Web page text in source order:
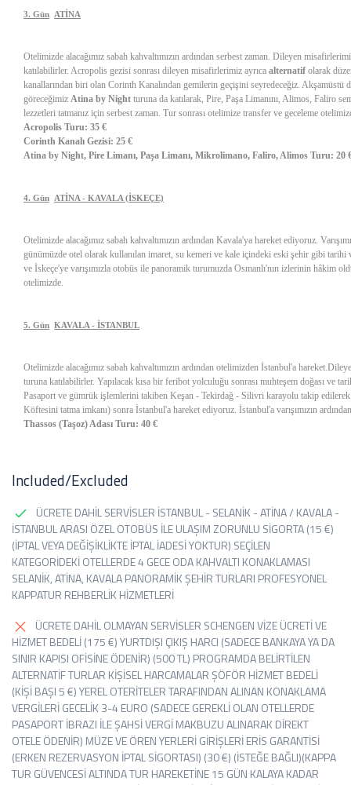
3. Gün ATİNA
Otelimizde alacağımız sabah kahvaltımızın ardından serbest zaman. Dileyen
katılabilirler. Acropolis gezisi sonrası dileyen misafirlerimiz ayrıca alternatif olarak
kanallarından biri olan Corinth Kanalından gemilerin geçişini seyredeceğiz.
göreceğimiz Atina by Night turuna da katılarak, Pire, Paşa Limanını, Alimos, Faliro
lezzetleri tatmanız için serbest zaman. Tur sonrası otelimize transfer ve geceleme
Acropolis Turu: 35 €
Corinth Kanalı Gezisi: 25 €
Atina by Night, Pire Limanı, Paşa Limanı, Mikrolimano, Faliro, Alimos Turu: 20
4. Gün ATİNA - KAVALA (İSKEÇE)
Otelimizde alacağımız sabah kahvaltımızın ardından Kavala'ya hareket ediyoruz.
günümüzde otel olarak kullanılan imaret, su kemeri ve kale içindeki eski şehir gibi
ve İskeçe'ye varışımızla otobüs ile panoramik turumuzda Osmanlı'nın izlerinin hâkim
otelimizde.
5. Gün KAVALA - İSTANBUL
Otelimizde alacağımız sabah kahvaltımızın ardından otelimizden İstanbul'a
turuna katılabilirler. Yapılacak kısa bir feribot yolculuğu sonrası muhteşem doğası ve
Pasaport ve gümrük işlemlerini takiben Keşan - Tekirdağ - Silivri karayolu takip
Köftesini tatma imkanı) sonra İstanbul'a hareket ediyoruz. İstanbul'a varışımızın
Thassos (Taşoz) Adası Turu: 40 €
Included/Excluded
ÜCRETE DAHİL SERVİSLER İSTANBUL - SELANİK - ATİNA / KAVALA -
İSTANBUL ARASI ÖZEL OTOBÜS İLE ULAŞIM ZORUNLU SİGORTA (15 €)
(İPTAL VEYA DEĞİŞİKLİKTE İPTAL İADESİ YOKTUR) SEÇİLEN
KATEGORİDEKİ OTELLERDE 4 GECE ODA KAHVALTI KONAKLAMASI
SELANİK, ATİNA, KAVALA PANORAMİK ŞEHİR TURLARI PROFESYONEL
KAPPATUR REHBERLİK HİZMETLERİ
ÜCRETE DAHİL OLMAYAN SERVİSLER SCHENGEN VİZE ÜCRETİ VE
HİZMET BEDELİ (175 €) YURTDIŞI ÇIKIŞ HARCI (SADECE BANKAYA YA DA
SINIR KAPISI OFİSİNE ÖDENİR) (500 TL) PROGRAMDA BELİRTİLEN
ALTERNATİF TURLAR KİŞİSEL HARCAMALAR ŞÖFÖR HİZMET BEDELİ
(KİŞİ BAŞI 5 €) YEREL OTERİTELER TARAFINDAN ALINAN KONAKLAMA
VERGİLERİ GECELİK 3-4 EURO (SADECE GEREKLİ OLAN OTELLERDE
PASAPORT İBRAZI İLE ŞAHSİ VERGİ MAKBUZU ALINARAK DİREKT
OTELE ÖDENİR) MÜZE VE ÖREN YERLERİ GİRİŞLERİ ERİS GARANTİSİ
(ERKEN REZERVASYON İPTAL SİGORTASI) (30 €) (İSTEĞE BAĞLI)(KAPPA
TUR GÜVENCESİ ALTINDA TUR HAREKETİNE 15 GÜN KALAYA KADAR